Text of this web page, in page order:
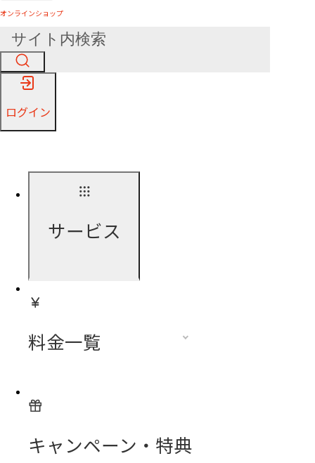
オンラインショップ
ログイン
サービス
料金一覧
キャンペーン・特典